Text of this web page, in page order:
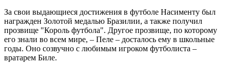
За свои выдающиеся достижения в футболе Насименту был
награжден Золотой медалью Бразилии, а также получил
прозвище "Король футбола". Другое прозвище, по которому
его знали во всем мире, – Пеле – досталось ему в школьные
годы. Оно созвучно с любимым игроком футболиста –
вратарем Биле.